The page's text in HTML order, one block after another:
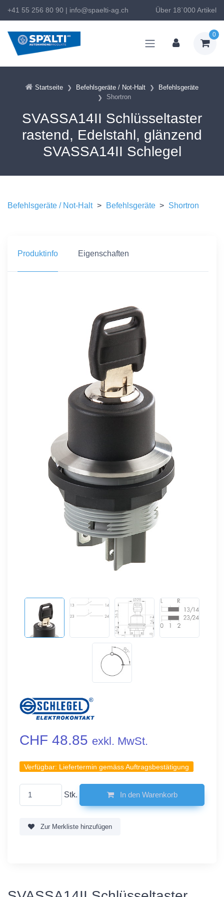
+41 55 256 80 90 | info@spaelti-ag.ch Über 18`000 Artikel
0
Startseite Befehlsgeräte / Not-Halt
Befehlsgeräte
Shortron
SVASSA14II Schlüsseltaster
rastend, Edelstahl, glänzend
SVASSA14II Schlegel
Befehlsgeräte / Not-Halt > Befehlsgeräte > Shortron
Produktinfo Eigenschaften
CHF 48.85 exkl. MwSt.
Verfügbar: Liefertermin gemäss Auftragsbestätigung
Stk. In den Warenkorb
Zur Merkliste hinzufügen